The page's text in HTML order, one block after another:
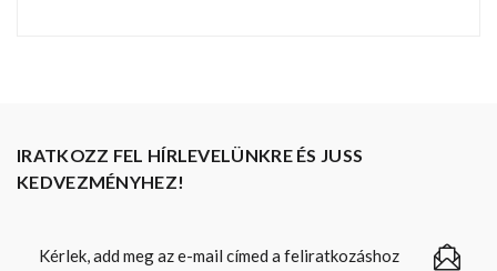
IRATKOZZ FEL HÍRLEVELÜNKRE ÉS JUSS
KEDVEZMÉNYHEZ!